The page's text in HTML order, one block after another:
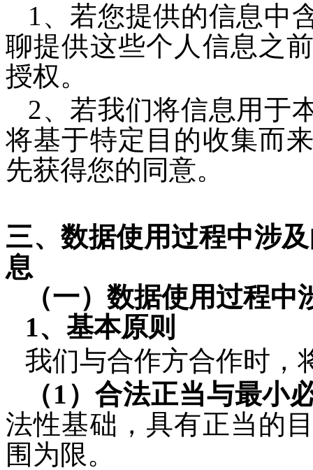
1 、若您提供的信息中
聊提供这些个人信息之
授权。
2、若我们将信息用于
将基于特定目的收集而
先获得您的同意。
三、数据使用过程中涉
息
（一）数据使用过程中
1、基本原则
我们与合作方合作时，
（1）合法正当与最小
法性基础，具有正当的
围为限。